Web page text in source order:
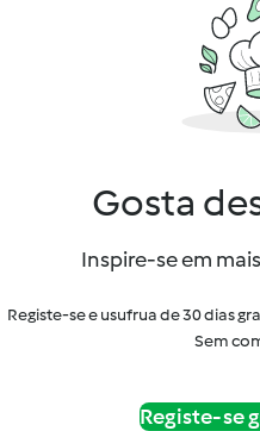
Gosta
Inspire-se em
Registe-se e usufrua de 30 dias
Sem
Registe-se